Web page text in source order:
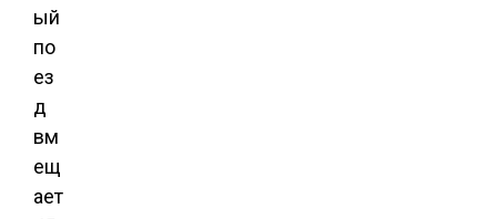
ый
по
ез
д
вм
ещ
ает